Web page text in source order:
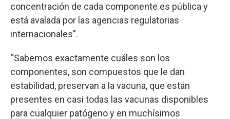
concentración de cada componente es pública y
está avalada por las agencias regulatorias
internacionales”.
“Sabemos exactamente cuáles son los
componentes, son compuestos que le dan
estabilidad, preservan a la vacuna, que están
presentes en casi todas las vacunas disponibles
para cualquier patógeno y en muchísimos